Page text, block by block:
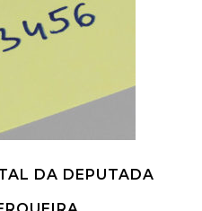
DA DEPUTADA